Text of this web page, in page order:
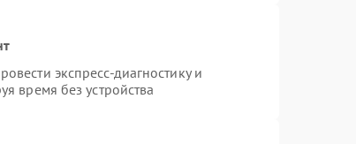
экспресс-диагностику и
время без устройства